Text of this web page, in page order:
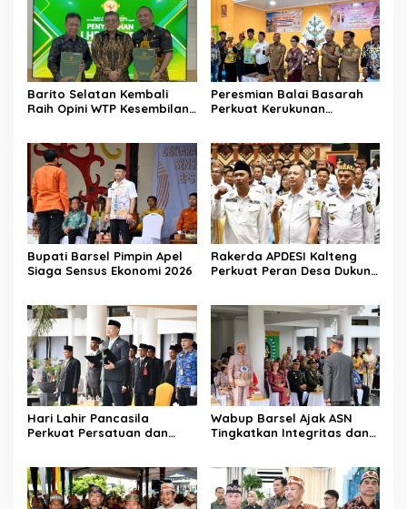
Barito Selatan Kembali
Raih Opini WTP Kesembilan
Peresmian Balai Basarah
Perkuat Kerukunan
Bupati Barsel Pimpin Apel
Siaga Sensus Ekonomi 2026
Rakerda APDESI Kalteng
Perkuat Peran Desa Dukung
Hari Lahir Pancasila
Perkuat Persatuan dan
Wabup Barsel Ajak ASN
Tingkatkan Integritas dan